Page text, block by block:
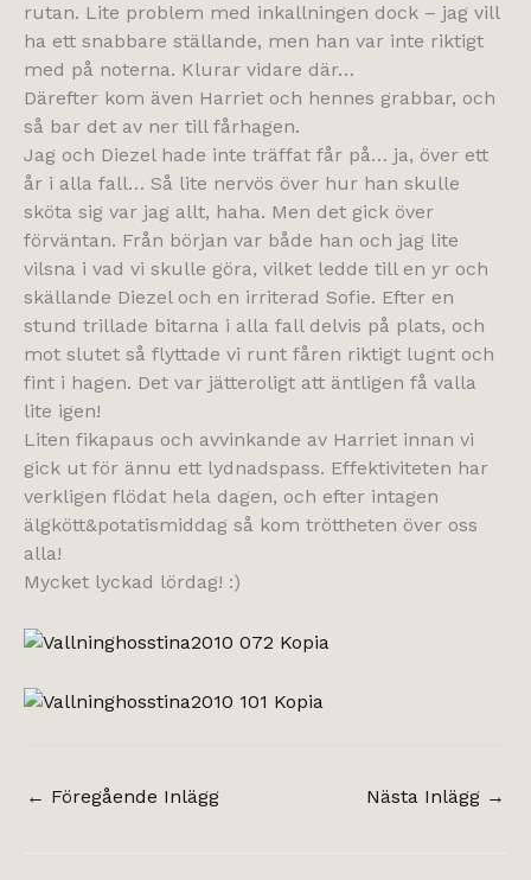
rutan. Lite problem med inkallningen dock – jag vill
ha ett snabbare ställande, men han var inte riktigt
med på noterna. Klurar vidare där…
Därefter kom även Harriet och hennes grabbar, och
så bar det av ner till fårhagen.
Jag och Diezel hade inte träffat får på… ja, över ett
år i alla fall… Så lite nervös över hur han skulle
sköta sig var jag allt, haha. Men det gick över
förväntan. Från början var både han och jag lite
vilsna i vad vi skulle göra, vilket ledde till en yr och
skällande Diezel och en irriterad Sofie. Efter en
stund trillade bitarna i alla fall delvis på plats, och
mot slutet så flyttade vi runt fåren riktigt lugnt och
fint i hagen. Det var jätteroligt att äntligen få valla
lite igen!
Liten fikapaus och avvinkande av Harriet innan vi
gick ut för ännu ett lydnadspass. Effektiviteten har
verkligen flödat hela dagen, och efter intagen
älgkött&potatismiddag så kom tröttheten över oss
alla!
Mycket lyckad lördag! :)
← Föregående Inlägg Nästa Inlägg →